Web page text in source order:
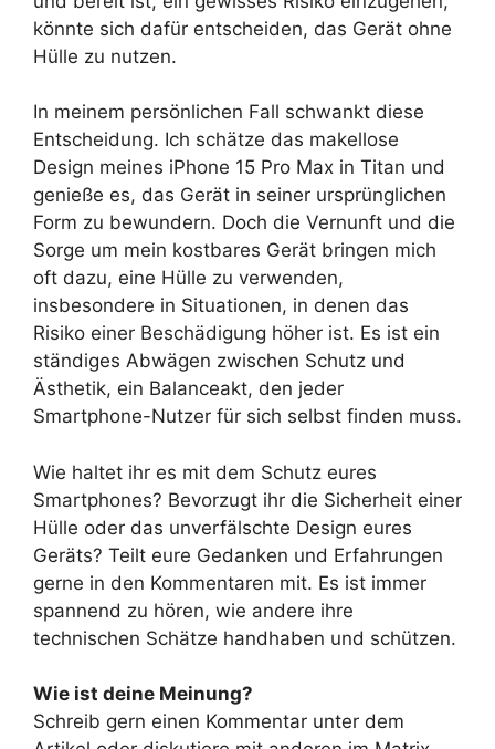
könnte sich dafür entscheiden, das Gerät ohne
Hülle zu nutzen.
In meinem persönlichen Fall schwankt diese
Entscheidung. Ich schätze das makellose
Design meines iPhone 15 Pro Max in Titan und
genieße es, das Gerät in seiner ursprünglichen
Form zu bewundern. Doch die Vernunft und die
Sorge um mein kostbares Gerät bringen mich
oft dazu, eine Hülle zu verwenden,
insbesondere in Situationen, in denen das
Risiko einer Beschädigung höher ist. Es ist ein
ständiges Abwägen zwischen Schutz und
Ästhetik, ein Balanceakt, den jeder
Smartphone-Nutzer für sich selbst finden muss.
Wie haltet ihr es mit dem Schutz eures
Smartphones? Bevorzugt ihr die Sicherheit einer
Hülle oder das unverfälschte Design eures
Geräts? Teilt eure Gedanken und Erfahrungen
gerne in den Kommentaren mit. Es ist immer
spannend zu hören, wie andere ihre
technischen Schätze handhaben und schützen.
Wie ist deine Meinung?
Schreib gern einen Kommentar unter dem